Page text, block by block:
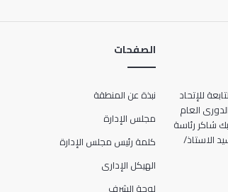
للإتحاد
م قبل إنطلاق الدورى العام
إسماعيل بك شاكر رئاسة
السيد الاستاذ/
الصفحات
نبذة عن المنطقة
مجلس الإدارة
كلمة رئيس مجلس الإدارة
الهيكل الإدارى